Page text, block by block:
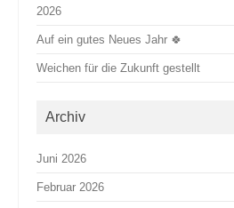
2026
Auf ein gutes Neues Jahr 🍀
Weichen für die Zukunft gestellt
Archiv
Juni 2026
Februar 2026